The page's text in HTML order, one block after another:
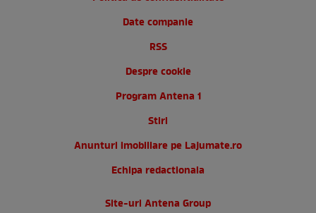
Date companie
RSS
Despre cookie
Program Antena 1
Stiri
Anunturi imobiliare pe Lajumate.ro
Echipa redactionala
Site-uri Antena Group